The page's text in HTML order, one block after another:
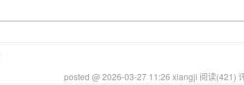
posted @ 2026-03-27 11:26 xiangji 阅读(421)